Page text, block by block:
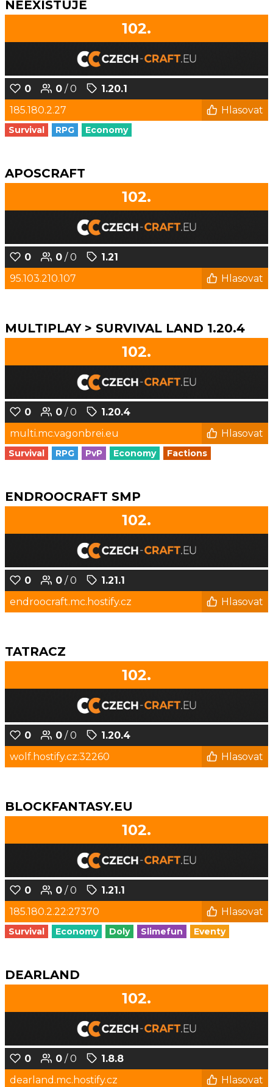
NEEXISTUJE
102.
0 0 / 0
1.20.1
185.180.2.27
Hlasovat
Survival RPG Economy
APOSCRAFT
102.
0 0 / 0
1.21
95.103.210.107
Hlasovat
MULTIPLAY > SURVIVAL LAND 1.20.4
102.
0 0 / 0
1.20.4
multi.mc.vagonbrei.eu
Hlasovat
Survival RPG PvP Economy Factions
ENDROOCRAFT SMP
102.
0 0 / 0
1.21.1
endroocraft.mc.hostify.cz
Hlasovat
TATRACZ
102.
0 0 / 0
1.20.4
wolf.hostify.cz:32260
Hlasovat
BLOCKFANTASY.EU
102.
0 0 / 0
1.21.1
185.180.2.22:27370
Hlasovat
Survival Economy Doly Slimefun Eventy
DEARLAND
102.
0 0 / 0
1.8.8
dearland.mc.hostify.cz
Hlasovat